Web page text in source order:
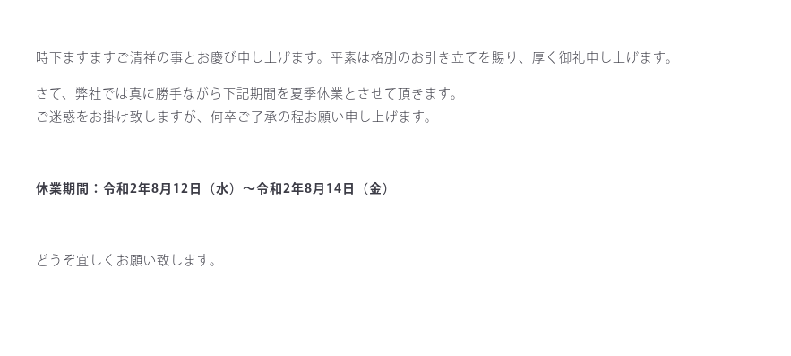
時下ますますご清祥の事とお慶び申し上げます。平素は格別のお引き立てを賜り、厚く御礼申し上げます。
さて、弊社では真に勝手ながら下記期間を夏季休業とさせて頂きます。
ご迷惑をお掛け致しますが、何卒ご了承の程お願い申し上げます。
休業期間：令和2年8月12日（水）～令和2年8月14日（金）
どうぞ宜しくお願い致します。